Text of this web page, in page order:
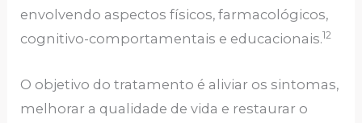
envolvendo aspectos físicos, farmacológicos,
cognitivo-comportamentais e educacionais.12
O objetivo do tratamento é aliviar os sintomas,
melhorar a qualidade de vida e restaurar o